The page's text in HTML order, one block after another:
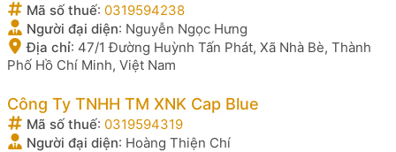
Mã số thuế: 0319594238
Người đại diện: Nguyễn Ngọc Hưng
Địa chỉ: 47/1 Đường Huỳnh Tấn Phát, Xã Nhà Bè, Thành
Phố Hồ Chí Minh, Việt Nam
Công Ty TNHH TM XNK Cap Blue
Mã số thuế: 0319594319
Người đại diện: Hoàng Thiện Chí